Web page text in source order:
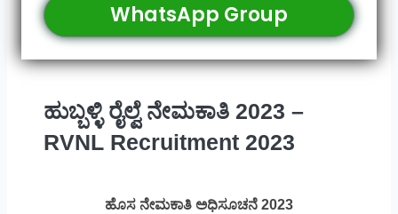
WhatsApp Group
ಹುಬ್ಬಳ್ಳಿ ರೈಲ್ವೆ ನೇಮಕಾತಿ 2023 –
RVNL Recruitment 2023
ಹೊಸ ನೇಮಕಾತಿ ಅಧಿಸೂಚನೆ 2023